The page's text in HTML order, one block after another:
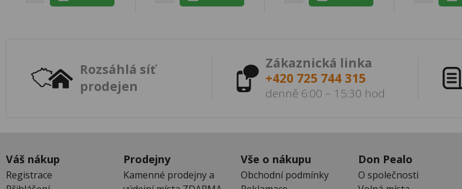
Rozsáhlá síť
prodejen
Zákaznická linka
+420 725 744 315
denně 6:00 – 15:30 hod
Váš nákup
Registrace
Prodejny
Kamenné prodejny a
Vše o nákupu
Obchodní podmínky
Don Pealo
O společnosti